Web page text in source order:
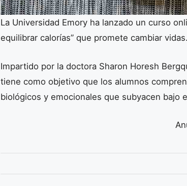
La Universidad Emory ha lanzado un curso
equilibrar calorías” que promete cambiar vidas.
Impartido por la doctora Sharon Horesh
tiene como objetivo que los alumnos
biológicos y emocionales que subyacen bajo